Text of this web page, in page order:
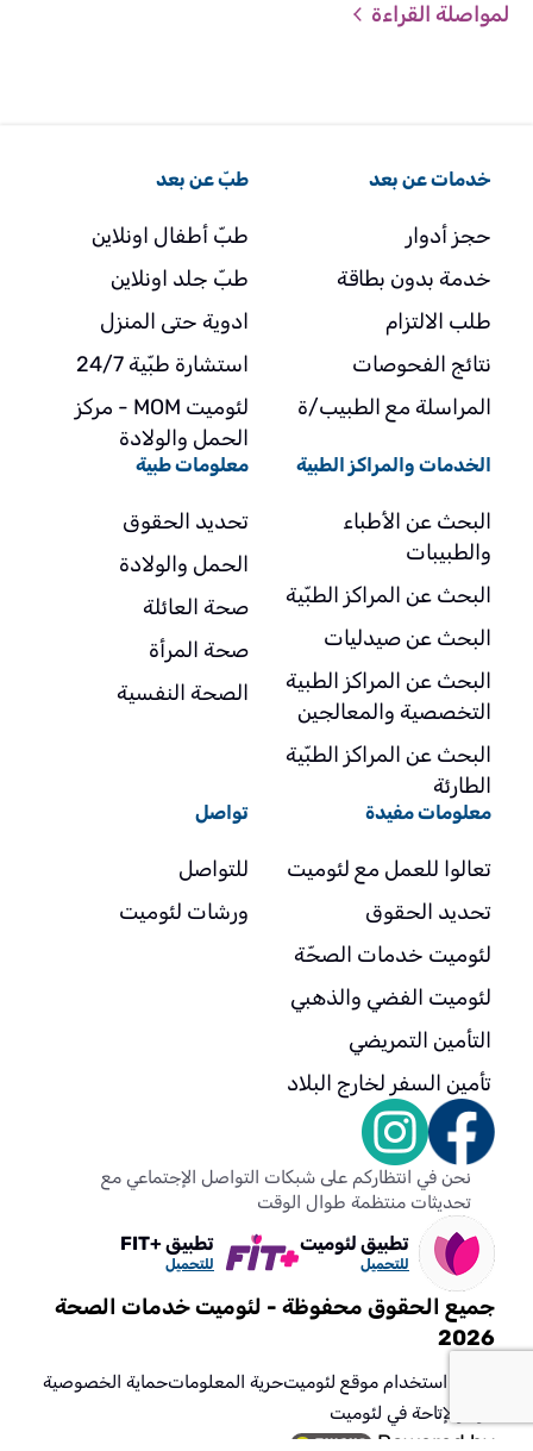
لمواصلة القراءة
خدمات عن بعد
حجز أدوار
خدمة بدون بطاقة
طلب الالتزام
نتائج الفحوصات
المراسلة مع الطبيب/ة
طبّ عن بعد
طبّ أطفال اونلاين
طبّ جلد اونلاين
ادوية حتى المنزل
استشارة طبّية 24/7
لئوميت MOM - مركز
الحمل والولادة
الخدمات والمراكز الطبية
البحث عن الأطباء
والطبيبات
البحث عن المراكز الطبّية
البحث عن صيدليات
البحث عن المراكز الطبية
التخصصية والمعالجين
البحث عن المراكز الطبّية
الطارئة
معلومات طبية
تحديد الحقوق
الحمل والولادة
صحة العائلة
صحة المرأة
الصحة النفسية
معلومات مفيدة
تعالوا للعمل مع لئوميت
تحديد الحقوق
لئوميت خدمات الصحّة
لئوميت الفضي والذهبي
التأمين التمريضي
تأمين السفر لخارج البلاد
تواصل
للتواصل
ورشات لئوميت
نحن في انتظاركم على شبكات التواصل الإجتماعي مع
تحديثات منتظمة طوال الوقت
تطبيق لئوميت
للتحميل
تطبيق +FIT
للتحميل
جميع الحقوق محفوظة - لئوميت خدمات الصحة
2026
شروط استخدام موقع لئوميتحرية المعلوماتحماية الخصوصية
الإتاحة في لئوميت
Powered by